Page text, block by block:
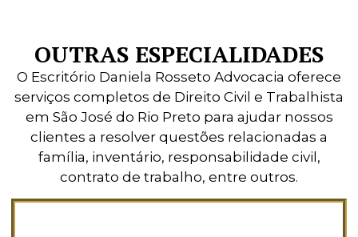
OUTRAS ESPECIALIDADES
O Escritório Daniela Rosseto Advocacia oferece
serviços completos de Direito Civil e Trabalhista
em São José do Rio Preto para ajudar nossos
clientes a resolver questões relacionadas a
família, inventário, responsabilidade civil,
contrato de trabalho, entre outros.